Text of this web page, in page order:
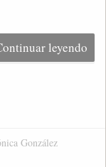
leyendo
González